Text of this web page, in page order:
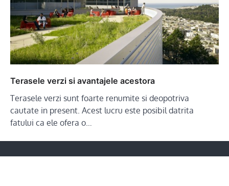
Terasele verzi si avantajele acestora
Terasele verzi sunt foarte renumite si deopotriva
cautate in present. Acest lucru este posibil datrita
fatului ca ele ofera o…